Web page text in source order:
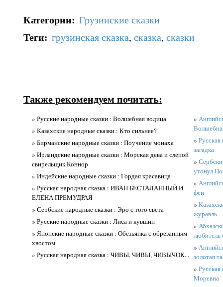
Категории: Грузинские сказки
Теги: грузинская сказка, сказка, сказки
Также рекомендуем почитать:
» Русские народные сказки : Волшебная водица
» Казахские народные сказки : Кто сильнее?
» Бирманские народные сказки : Поучение монаха
» Ирландские народные сказки : Морская дева и слепой
свирельщик Коннор
» Индейские народные сказки : Гордая красавица
» Русская народная сказка : ИВАН БЕСТАЛАННЫЙ И
ЕЛЕНА ПРЕМУДРАЯ
» Сербские народные сказки : Эро с того света
» Русские народные сказки : Лиса и кувшин
» Японские народные сказки : Обезьянка с обрезанным
хвостом
» Русская народная сказка : ЧИВЫ, ЧИВЫ, ЧИВЫЧОК...
»
» Русская
загадка
»
утонул
»
феи
»
журавль
»
любитель
»
золотая
»
Моревна